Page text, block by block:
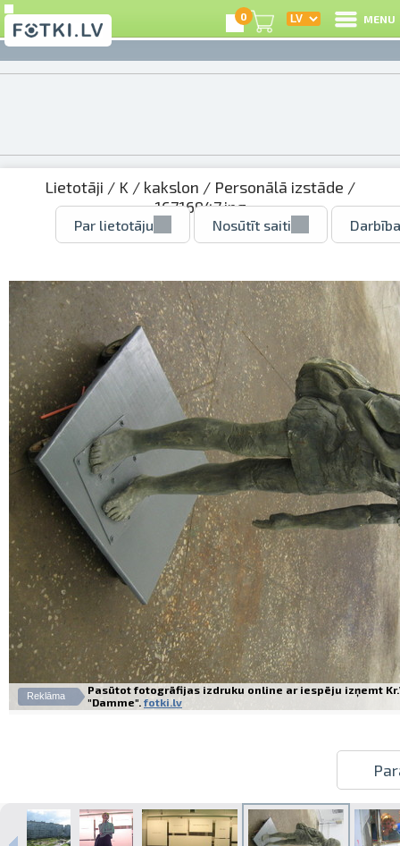
0 MENU
Lietotāji / K / kakslon / Personālā izstāde /
16716947.jpg
Par lietotāju Nosūtīt saiti
Reklāma
Pasūtot fotogrāfijas izdruku online ar iespēju izņemt
"Damme". fotki.lv